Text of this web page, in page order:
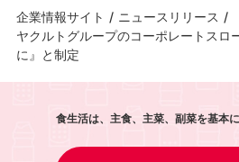
企業情報サイト / ニュースリリース /
ヤクルトグループのコーポレートスロ
に』と制定
食生活は、主食、主菜、副菜を基本